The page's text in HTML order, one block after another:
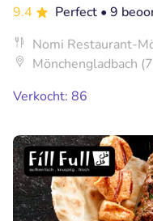
9.4
Perfect • 9
Nomi Restaurant-
Mönchengladbach
Verkocht: 86